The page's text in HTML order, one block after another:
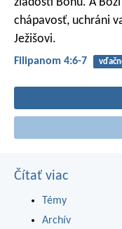
chápavosť, uchráni
Ježišovi.
Filipanom 4:6-7
Čítať viac
Témy
Archív